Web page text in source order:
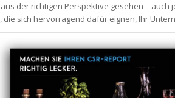
der richtigen Perspektive gesehen –
die sich hervorragend dafür eignen, Ihr